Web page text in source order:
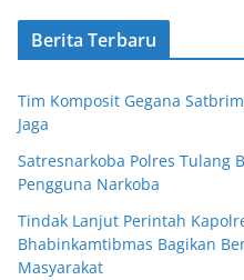
Berita Terbaru
Tim Komposit Gegana
Jaga
Satresnarkoba Polres Tulang
Pengguna Narkoba
Tindak Lanjut Perintah
Bhabinkamtibmas Bagikan
Masyarakat